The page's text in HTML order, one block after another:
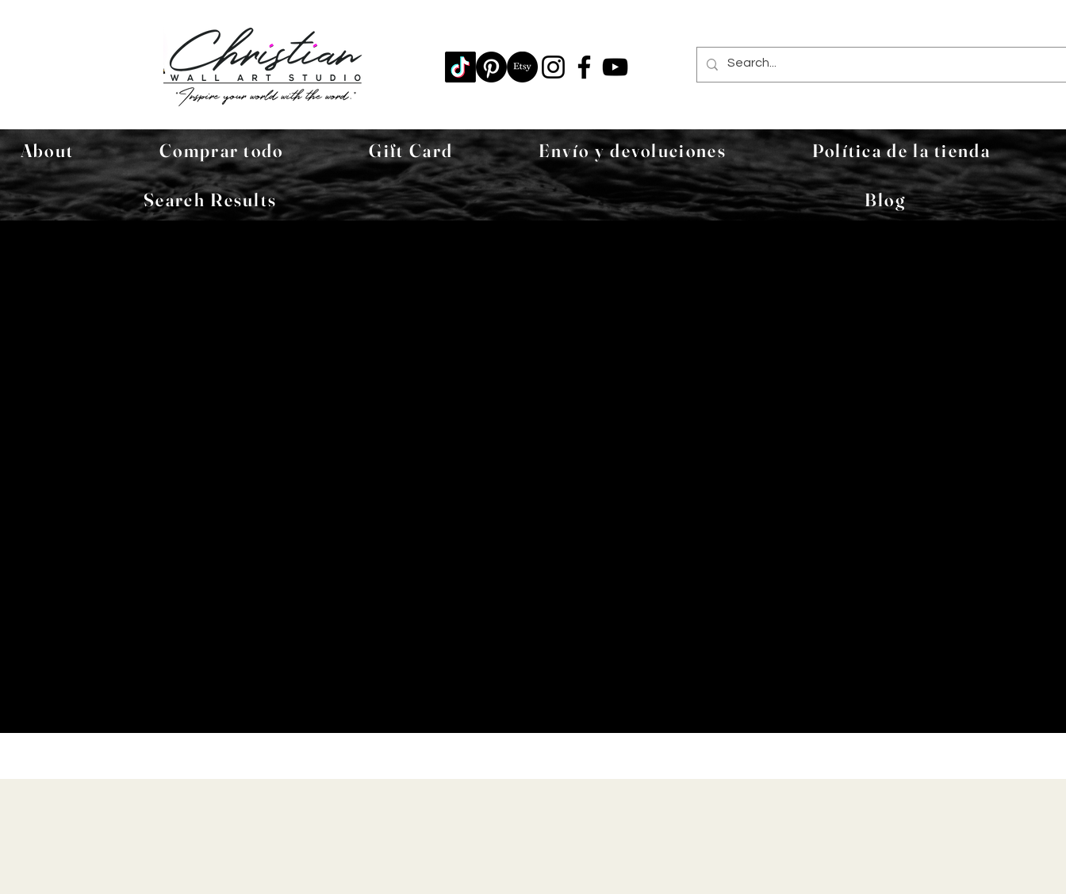
About Comprar todo Gift Card Envío y devoluciones Política de la tienda
Search Results Blog